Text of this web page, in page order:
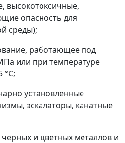
высокотоксичные,
опасность для
среды);
работающее под
или при температуре
°С;
установленные
эскалаторы, канатные
и цветных металлов и